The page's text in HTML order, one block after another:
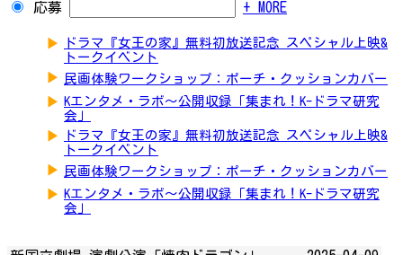
応募 + MORE
▶
ドラマ『女王の家』無料初放送記念 スペシャル上映&
トークイベント
▶ 民画体験ワークショップ：ポーチ・クッションカバー
▶ Kエンタメ・ラボ～公開収録「集まれ！K-ドラマ研究
会」
▶
ドラマ『女王の家』無料初放送記念 スペシャル上映&
トークイベント
▶ 民画体験ワークショップ：ポーチ・クッションカバー
▶ Kエンタメ・ラボ～公開収録「集まれ！K-ドラマ研究
会」